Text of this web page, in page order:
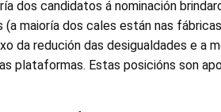
dos candidatos á nominación
maioría dos cales están nas
da redución das desigualdades e a
plataformas. Estas posicións son